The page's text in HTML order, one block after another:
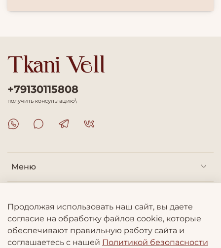
Меню
Информация
+79130115808
получить консультацию\
Продолжая использовать наш сайт, вы даете
согласие на обработку файлов cookie, которые
обеспечивают правильную работу сайта и
соглашаетесь с нашей Политикой безопасности